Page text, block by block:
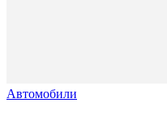
Автомобили